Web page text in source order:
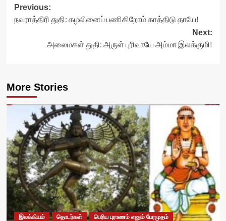
Post
navigation
Previous:
நவராத்திரி துதி: கழலினைப் பணிகிறோம் காத்திடு தாயே!
Next:
அலைமகள் துதி: அருள் புரிவாயே அம்மா இலக்குமி!
More Stories
இலக்கியம் தொடர்கள் பெரிய புராணம் எனும் பேரமுதம்